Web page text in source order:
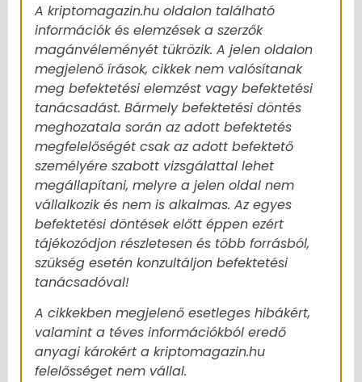
A kriptomagazin.hu oldalon található
információk és elemzések a szerzők
magánvéleményét tükrözik. A jelen oldalon
megjelenő írások, cikkek nem valósítanak
meg befektetési elemzést vagy befektetési
tanácsadást. Bármely befektetési döntés
meghozatala során az adott befektetés
megfelelőségét csak az adott befektető
személyére szabott vizsgálattal lehet
megállapítani, melyre a jelen oldal nem
vállalkozik és nem is alkalmas. Az egyes
befektetési döntések előtt éppen ezért
tájékozódjon részletesen és több forrásból,
szükség esetén konzultáljon befektetési
tanácsadóval!
A cikkekben megjelenő esetleges hibákért,
valamint a téves információkból eredő
anyagi károkért a kriptomagazin.hu
felelősséget nem vállal.